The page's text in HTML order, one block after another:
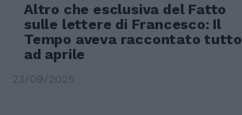
Altro che esclusiva del Fatto
sulle lettere di Francesco: Il
Tempo aveva raccontato tutto
ad aprile
23/09/2025